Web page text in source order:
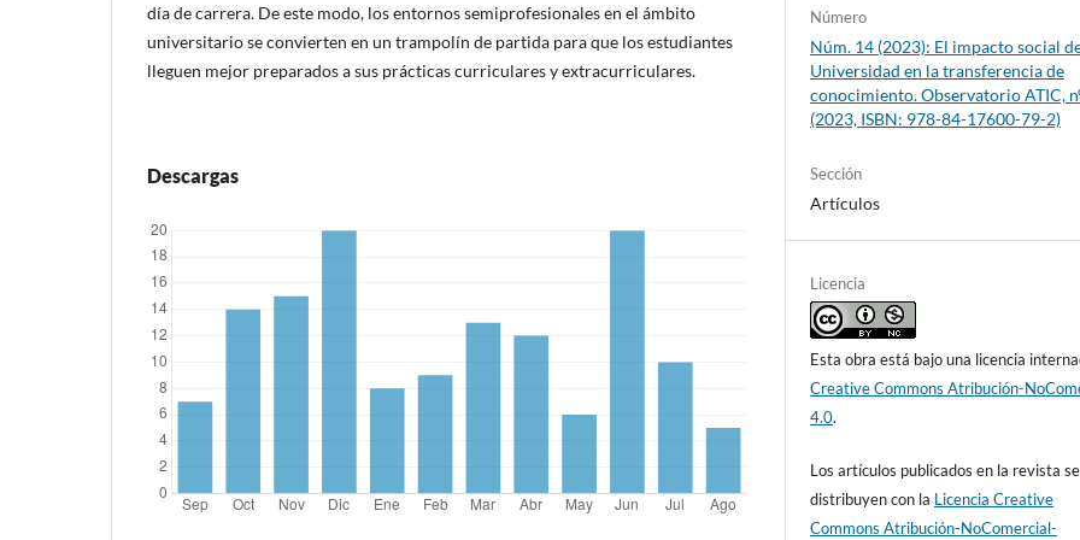
día de carrera. De este modo, los entornos semiprofesionales en el ámbito
universitario se convierten en un trampolín de partida para que los estudiantes
lleguen mejor preparados a sus prácticas curriculares y extracurriculares.
Descargas
Número
Núm. 14 (2023): El impacto social
Universidad en la transferencia de
conocimiento. Observatorio ATIC,
(2023, ISBN: 978-84-17600-79-2)
Sección
Artículos
Licencia
Esta obra está bajo una licencia
Creative Commons Atribución-
4.0.
Los artículos publicados en la revista se
distribuyen con la Licencia Creative
Commons Atribución-NoComercial-